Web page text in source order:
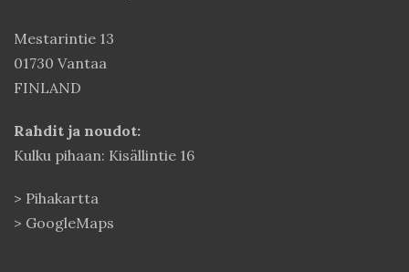
Mestarintie 13
01730 Vantaa
FINLAND
Rahdit ja noudot:
Kulku pihaan: Kisällintie 16
> Pihakartta
> GoogleMaps